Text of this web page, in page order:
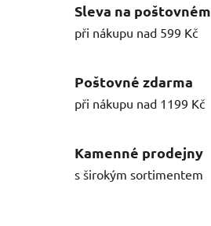
Sleva na poštovném
při nákupu nad 599 Kč
Poštovné zdarma
při nákupu nad 1199 Kč
Kamenné prodejny
s širokým sortimentem